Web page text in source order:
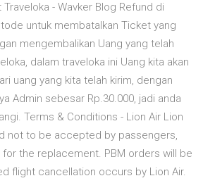
- Wavker Blog Refund di
untuk membatalkan Ticket yang
mengembalikan Uang yang telah
dalam traveloka ini Uang kita akan
uang yang kita telah kirim, dengan
Admin sebesar Rp.30.000, jadi anda
Terms & Conditions - Lion Air Lion
not to be accepted by passengers,
the replacement. PBM orders will be
flight cancellation occurs by Lion Air.